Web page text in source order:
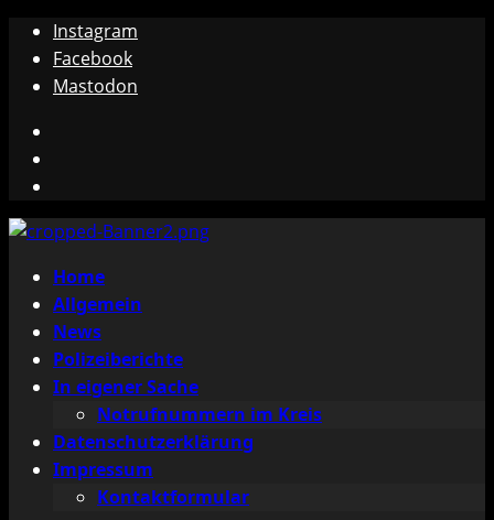
Zum
Inhalt
springen
Instagram
Facebook
Mastodon
Primäres
Menü
Home
Allgemein
News
Polizeiberichte
In eigener Sache
Notrufnummern im Kreis
Datenschutzerklärung
Impressum
Kontaktformular